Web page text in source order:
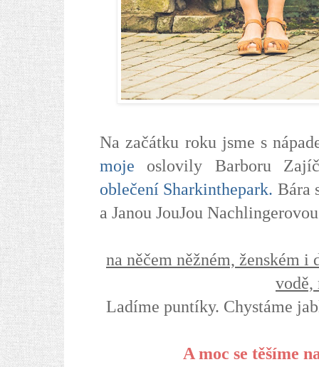
Na začátku roku jsme s
moje oslovily Barboru
oblečení Sharkinthepark. Bára
a Janou JouJou
na něčem něžném, ženském
vodě,
Ladíme puntíky. Chystáme
A moc se těšíme